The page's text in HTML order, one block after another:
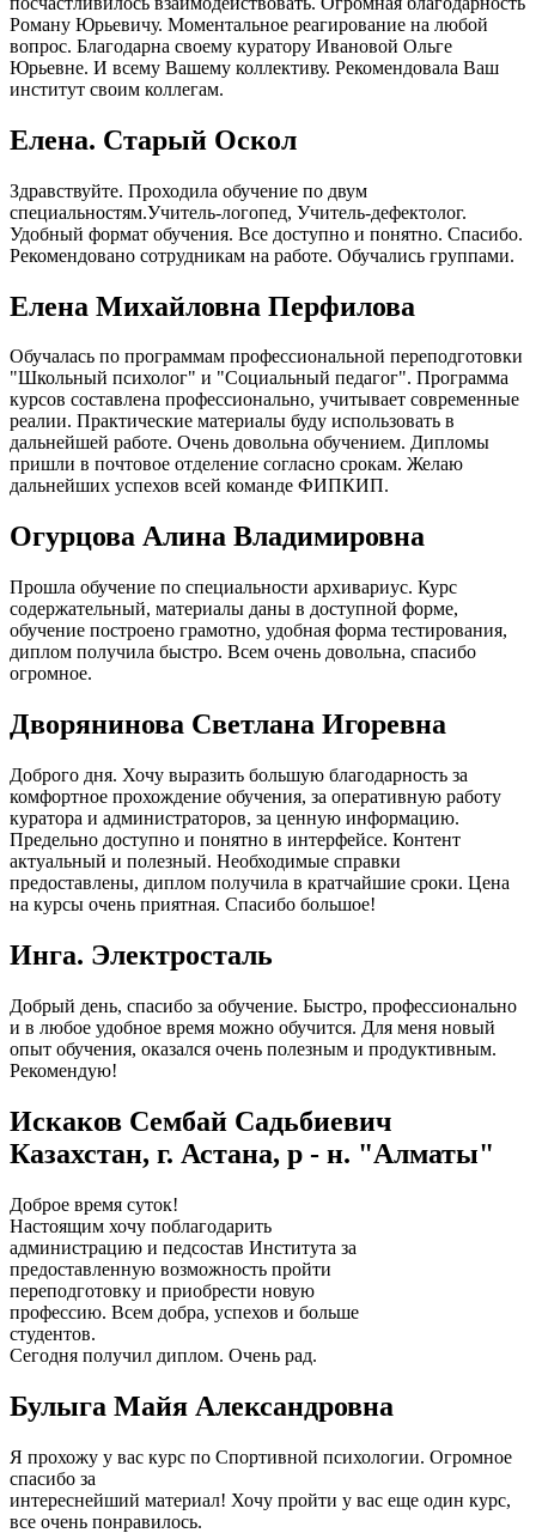
Роману Юрьевичу. Моментальное реагирование на любой
вопрос. Благодарна своему куратору Ивановой Ольге
Юрьевне. И всему Вашему коллективу. Рекомендовала Ваш
институт своим коллегам.
Елена. Старый Оскол
Здравствуйте. Проходила обучение по двум
специальностям.Учитель-логопед, Учитель-дефектолог.
Удобный формат обучения. Все доступно и понятно. Спасибо.
Рекомендовано сотрудникам на работе. Обучались группами.
Елена Михайловна Перфилова
Обучалась по программам профессиональной переподготовки
"Школьный психолог" и "Социальный педагог". Программа
курсов составлена профессионально, учитывает современные
реалии. Практические материалы буду использовать в
дальнейшей работе. Очень довольна обучением. Дипломы
пришли в почтовое отделение согласно срокам. Желаю
дальнейших успехов всей команде ФИПКИП.
Огурцова Алина Владимировна
Прошла обучение по специальности архивариус. Курс
содержательный, материалы даны в доступной форме,
обучение построено грамотно, удобная форма тестирования,
диплом получила быстро. Всем очень довольна, спасибо
огромное.
Дворянинова Светлана Игоревна
Доброго дня. Хочу выразить большую благодарность за
комфортное прохождение обучения, за оперативную работу
куратора и администраторов, за ценную информацию.
Предельно доступно и понятно в интерфейсе. Контент
актуальный и полезный. Необходимые справки
предоставлены, диплом получила в кратчайшие сроки. Цена
на курсы очень приятная. Спасибо большое!
Инга. Электросталь
Добрый день, спасибо за обучение. Быстро, профессионально
и в любое удобное время можно обучится. Для меня новый
опыт обучения, оказался очень полезным и продуктивным.
Рекомендую!
Искаков Сембай Садьбиевич
Казахстан, г. Астана, р - н. "Алматы"
Доброе время суток!
Настоящим хочу поблагодарить
администрацию и педсостав Института за
предоставленную возможность пройти
переподготовку и приобрести новую
профессию. Всем добра, успехов и больше
студентов.
Сегодня получил диплом. Очень рад.
Булыга Майя Александровна
Я прохожу у вас курс по Спортивной психологии. Огромное
спасибо за
интереснейший материал! Хочу пройти у вас еще один курс,
все очень понравилось.